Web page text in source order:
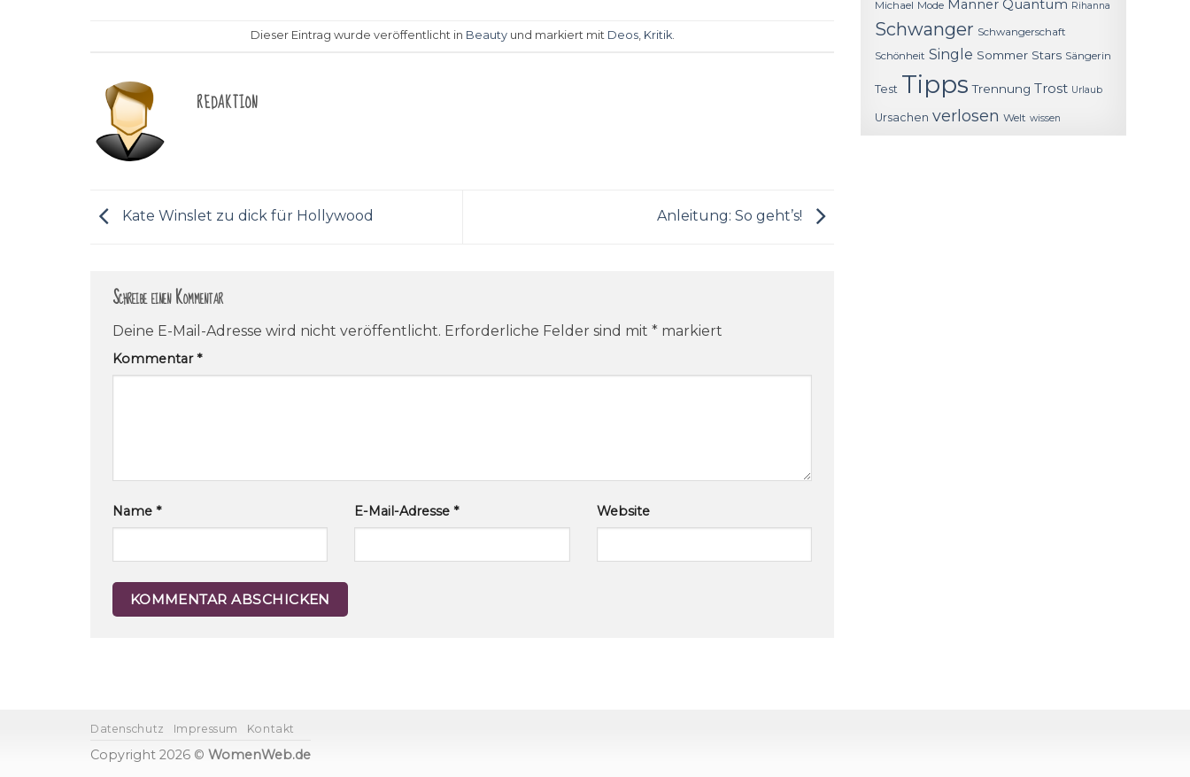
Dieser Eintrag wurde veröffentlicht in Beautyund markiert mit Deos, Kritik.
REDAKTION
Kate Winslet zu dick für Hollywood Anleitung: So geht’s!
Schreibe einen Kommentar
Deine E-Mail-Adresse wird nicht veröffentlicht. Erforderliche Felder sind mit * markiert
Kommentar*
Name * E-Mail-Adresse* Website
Michael Mode Männer Quantum Rihanna
Schwanger Schwangerschaft
Schönheit Single Sommer Stars Sängerin
Test Tipps Trennung Trost Urlaub
Ursachen verlosen Welt wissen
Datenschutz Impressum Kontakt
Copyright 2026 © WomenWeb.de